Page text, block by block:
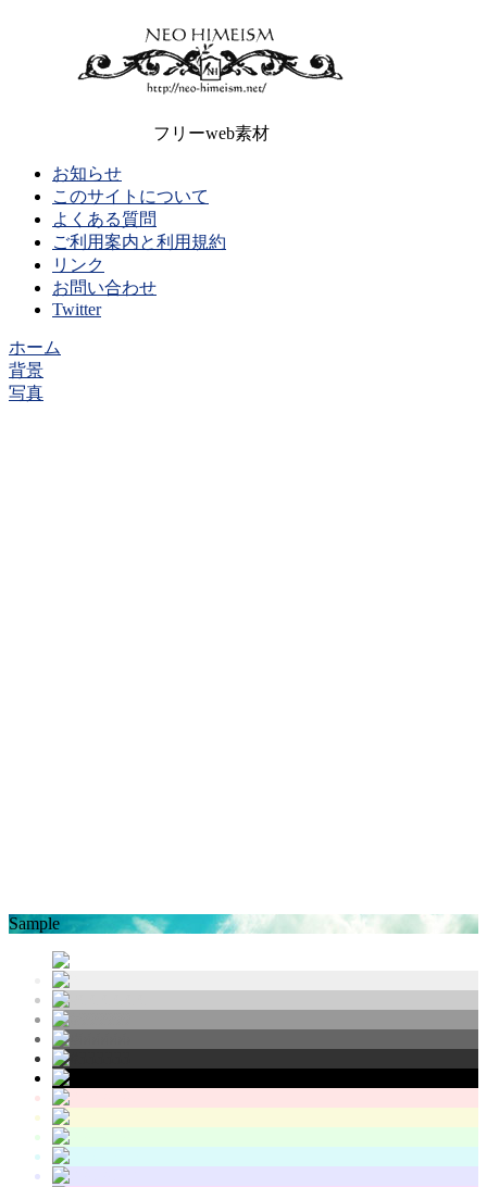
フリーweb素材
お知らせ
このサイトについて
よくある質問
ご利用案内と利用規約
リンク
お問い合わせ
Twitter
ホーム
背景
写真
Sample